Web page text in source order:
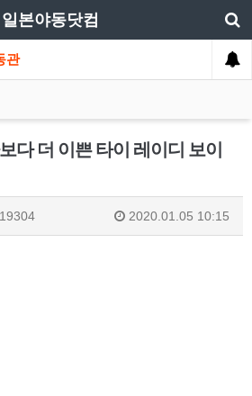
일본야동닷컴
관
다 더 이쁜 타이 레이디 보이
2020.01.05 10:15